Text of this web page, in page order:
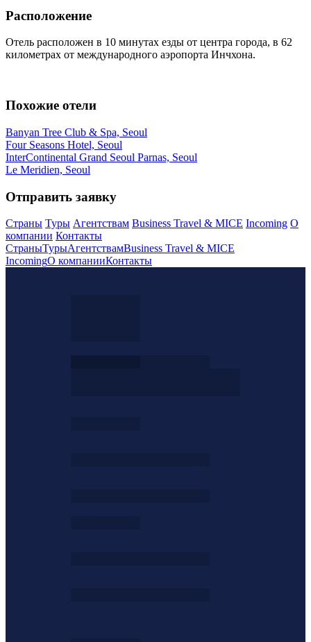
Расположение
Отель расположен в 10 минутах езды от центра города, в 62
километрах от международного аэропорта Инчхона.
Похожие отели
Banyan Tree Club & Spa, Seoul
Four Seasons Hotel, Seoul
InterContinental Grand Seoul Parnas, Seoul
Le Meridien, Seoul
Отправить заявку
Страны Туры Агентствам Business Travel & MICE Incoming О
компании Контакты
СтраныТурыАгентствамBusiness Travel & MICE
IncomingО компанииКонтакты